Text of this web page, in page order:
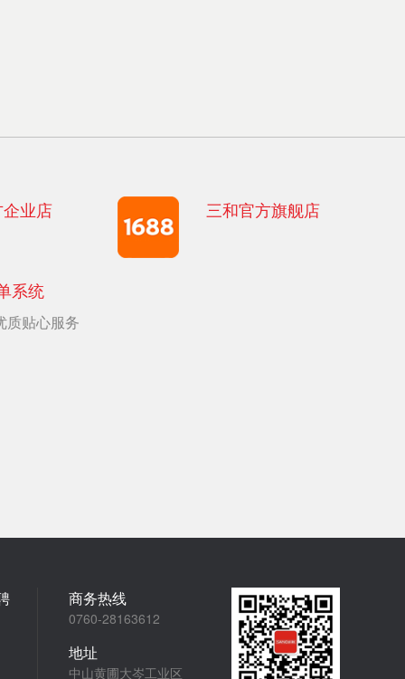
三和官方旗舰店
业店
系统
质贴心服务
商务热线
0760-28163612
地址
中山黄圃大岑工业区